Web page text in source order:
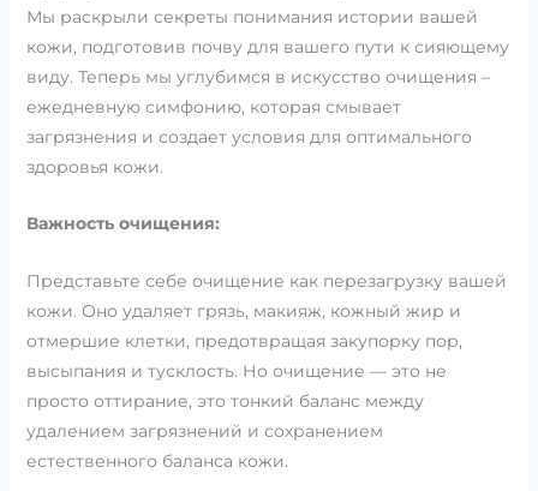
Мы раскрыли секреты понимания истории вашей
кожи, подготовив почву для вашего пути к сияющему
виду. Теперь мы углубимся в искусство очищения –
ежедневную симфонию, которая смывает
загрязнения и создает условия для оптимального
здоровья кожи.
Важность очищения:
Представьте себе очищение как перезагрузку вашей
кожи. Оно удаляет грязь, макияж, кожный жир и
отмершие клетки, предотвращая закупорку пор,
высыпания и тусклость. Но очищение — это не
просто оттирание, это тонкий баланс между
удалением загрязнений и сохранением
естественного баланса кожи.